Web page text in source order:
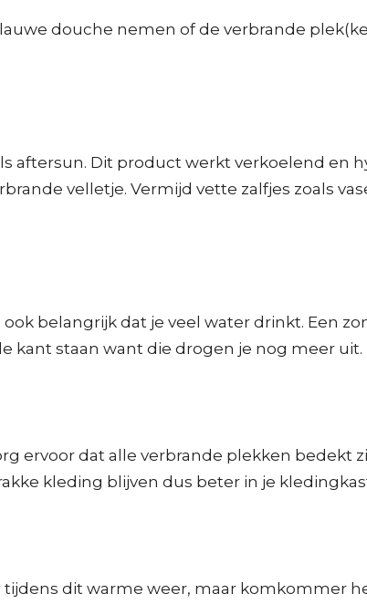
douche nemen of de verbrande
aftersun. Dit product werkt verkoelend en
velletje. Vermijd vette zalfjes zoals
belangrijk dat je veel water drinkt. Een
kant staan want die drogen je nog meer uit.
ervoor dat alle verbrande plekken
kleding blijven dus beter in je
dit warme weer, maar komkommer